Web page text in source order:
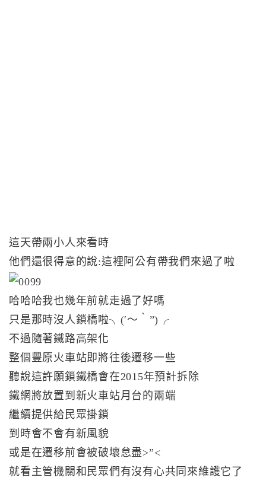
這天帶兩小人來看時
他們還很得意的說:這裡阿公有帶我們來過了啦
哈哈哈我也幾年前就走過了好嗎
只是那時沒人鎖橋啦╮(′～‵”)╭
不過隨著鐵路高架化
整個豐原火車站即將往後遷移一些
聽說這許願鎖鐵橋會在2015年預計拆除
鐵網將放置到新火車站月台的兩端
繼續提供給民眾掛鎖
到時會不會有新風貌
或是在遷移前會被破壞怠盡>”<
就看主管機關和民眾們有沒有心共同來維護它了